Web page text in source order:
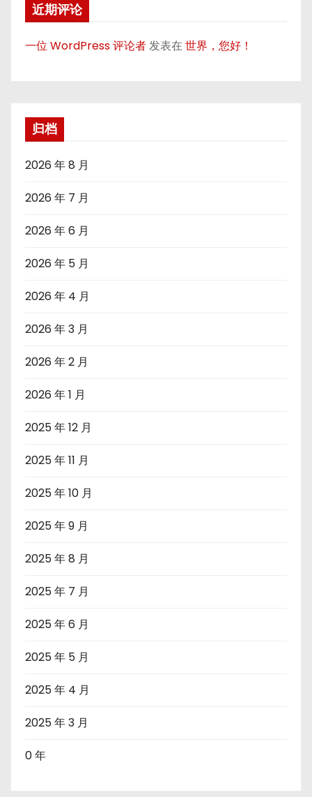
近期评论
一位 WordPress 评论者发表在世界，您好！
归档
2026 年 8 月
2026 年 7 月
2026 年 6 月
2026 年 5 月
2026 年 4 月
2026 年 3 月
2026 年 2 月
2026 年 1 月
2025 年 12 月
2025 年 11 月
2025 年 10 月
2025 年 9 月
2025 年 8 月
2025 年 7 月
2025 年 6 月
2025 年 5 月
2025 年 4 月
2025 年 3 月
0 年